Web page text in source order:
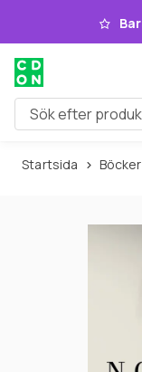
Hoppa till
Sök efter
Startsida Böcker